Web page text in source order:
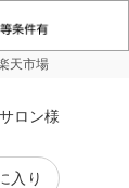
天市場
ロン様
入り